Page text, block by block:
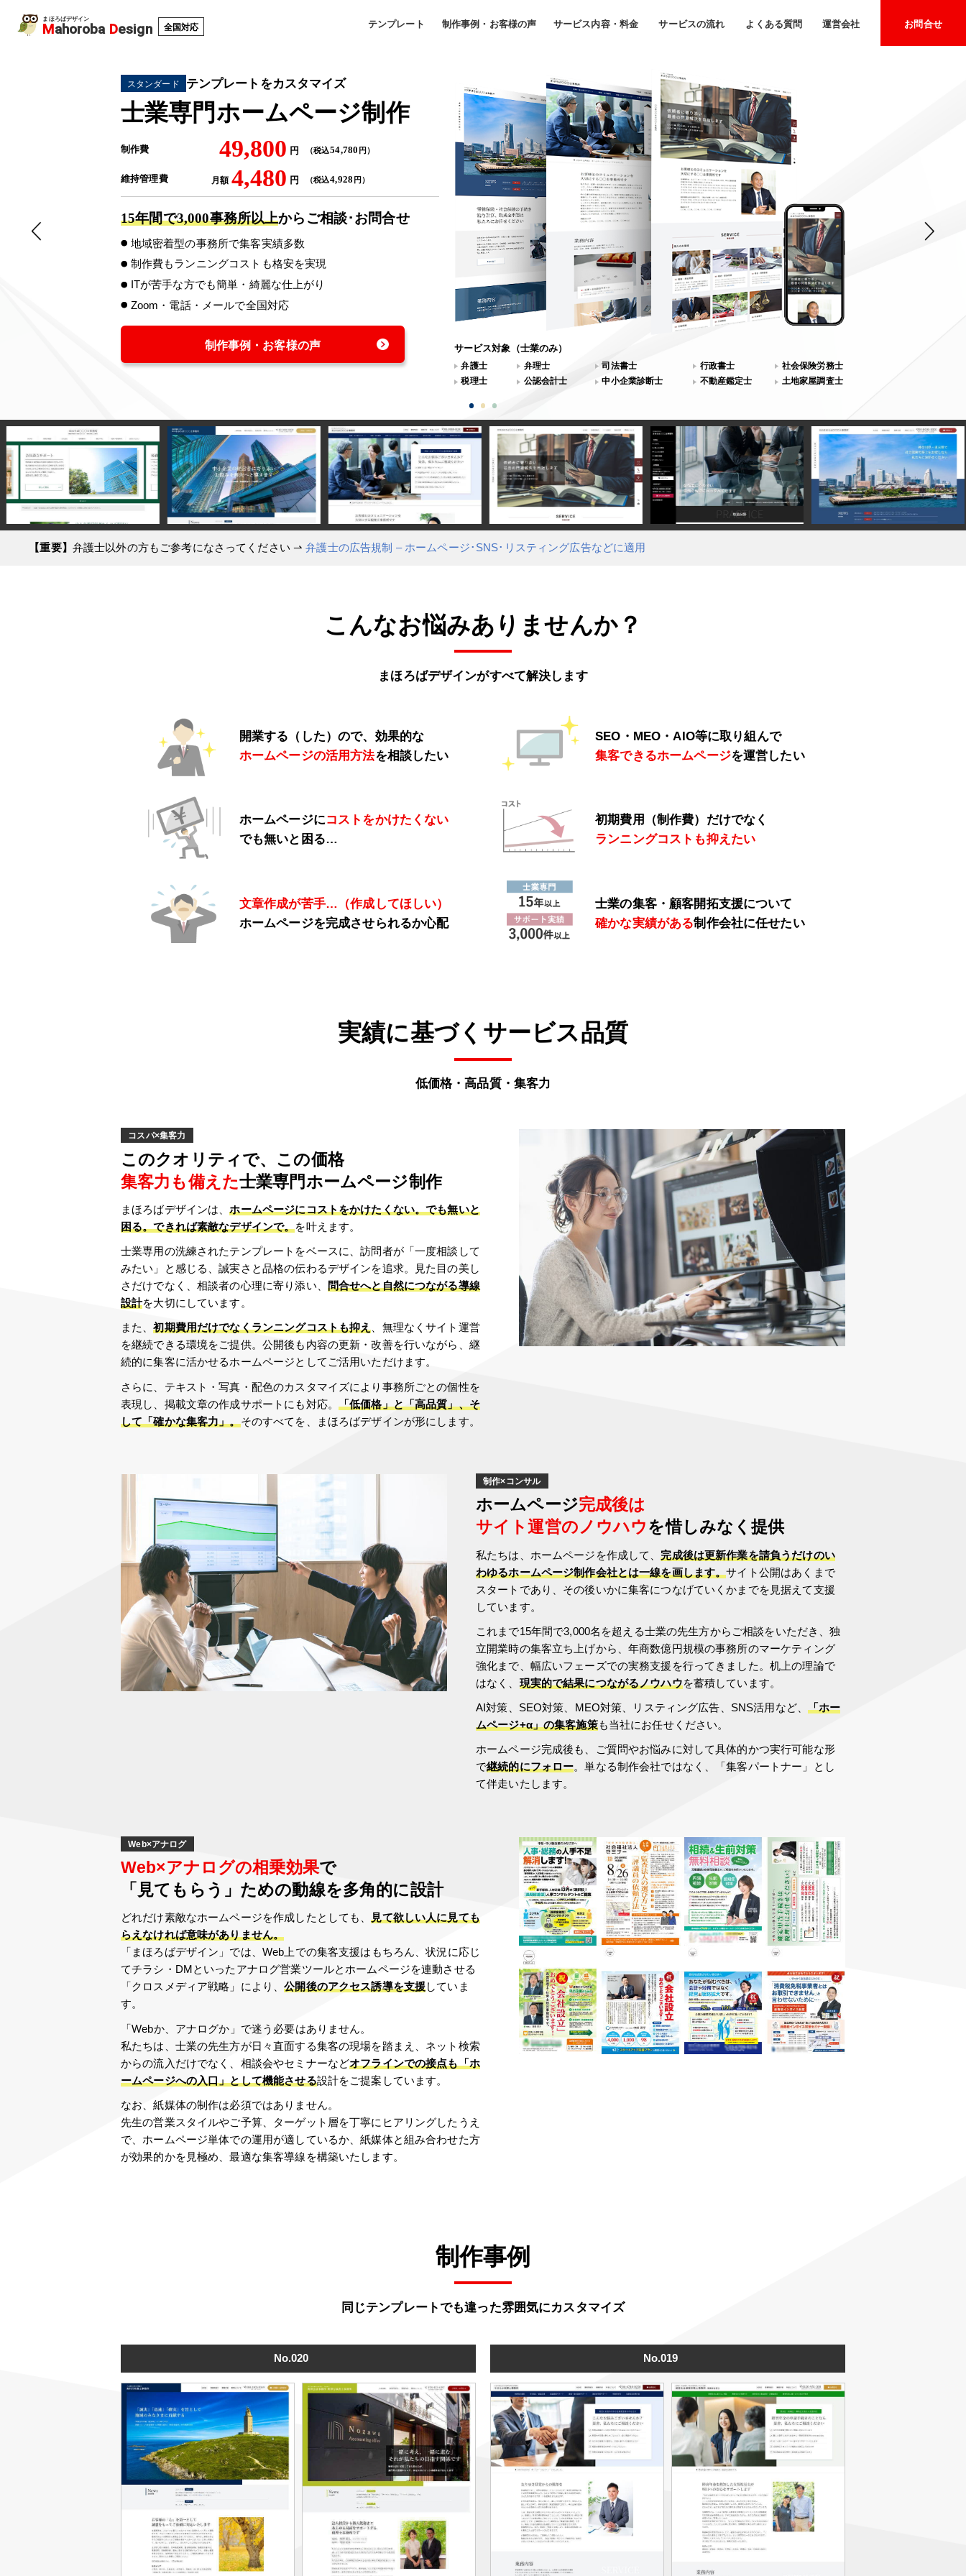
まほろばデザイン
Mahoroba Design 全国対応 テンプレート 制作事例・お客様の声 サービス内容・料金 サービスの流れ よくある質問 運営会社 お問合せ
スタンダード テンプレートをカスタマイズ
士業専門ホームページ制作
制作費 49,800 円 （税込54,780 円 ）
維持管理費 月額 4,480 円 （税込4,928 円 ）
15年間で3,000事務所以上から ご相談･お問合せ
地域密着型の事務所で集客実績多数
制作費もランニングコストも格安を実現
ITが苦手な方でも簡単・綺麗な仕上がり
Zoom・電話・メールで全国対応
制作事例・お客様の声 サービス対象（士業のみ）
弁護士 弁理士 司法書士 行政書士
社会保険労務士
税理士
公認会計士 中小企業診断士 不動産鑑定士 土地家屋調査士
【重要】 弁護士以外の方もご参考になさってください ⇀弁護士の広告規制 – ホームページ･SNS･リスティング広告などに適用
こんなお悩みありませんか？
まほろばデザインがすべて解決します
開業する（した）ので、効果的な
ホームページの活用方法を相談したい
SEO・MEO・AIO等に取り組んで
集客できるホームページを運営したい
ホームページにコストをかけたくない
でも無いと困る…
初期費用（制作費）だけでなく
ランニングコストも抑えたい
文章作成が苦手…（作成してほしい）
ホームページを完成させられるか心配
士業の集客・顧客開拓支援について
確かな実績がある制作会社に任せたい
実績に基づくサービス品質
低価格・高品質・集客力
コスパ×集客力
このクオリティで、この価格
集客力も備えた士業専門ホームページ制作
まほろばデザインは、ホームページにコストをかけたくない。でも無いと
困る。できれば素敵なデザインで。を叶えます。
士業専用の洗練されたテンプレートをベースに、訪問者が「一度相談して
みたい」と感じる、誠実さと品格の伝わるデザインを追求。見た目の美し
さだけでなく、相談者の心理に寄り添い、 問合せへと自然につながる導線
設計を大切にしています。
また、初期費用だけでなくランニングコストも抑え、無理なくサイト運営
を継続できる環境をご提供。公開後も内容の更新・改善を行いながら、継
続的に集客に活かせるホームページとしてご活用いただけます。
さらに、テキスト・写真・配色のカスタマイズにより事務所ごとの個性を
表現し、掲載文章の作成サポートにも対応。 「低価格」と「高品質」、そ
して「確かな集客力」。そのすべてを、まほろばデザインが形にします。
制作×コンサル
ホームページ完成後は
サイト運営のノウハウを惜しみなく提供
私たちは、ホームページを作成して、完成後は更新作業を請負うだけのい
わゆるホームページ制作会社とは一線を画します。サイト公開はあくまで
スタートであり、その後いかに集客につなげていくかまでを見据えて支援
しています。
これまで15年間で3,000名を超える士業の先生方からご相談をいただき、独
立開業時の集客立ち上げから、年商数億円規模の事務所のマーケティング
強化まで、幅広いフェーズでの実務支援を行ってきました。机上の理論で
はなく、 現実的で結果につながるノウハウを蓄積しています。
AI対策、SEO対策、MEO対策、リスティング広告、SNS活用など、 「ホー
ムページ+α」の集客施策も当社にお任せください。
ホームページ完成後も、ご質問やお悩みに対して具体的かつ実行可能な形
で継続的にフォロー。単なる制作会社ではなく、「集客パートナー」とし
て伴走いたします。
Web×アナログ
Web×アナログの相乗効果で
「見てもらう」ための動線を多角的に設計
どれだけ素敵なホームページを作成したとしても、見て欲しい人に見ても
らえなければ意味がありません。
「まほろばデザイン」では、Web上での集客支援はもちろん、状況に応じ
てチラシ・DMといったアナログ営業ツールとホームページを連動させる
「クロスメディア戦略」により、公開後のアクセス誘導を支援していま
す。
「Webか、アナログか」で迷う必要はありません。
私たちは、士業の先生方が日々直面する集客の現場を踏まえ、ネット検索
からの流入だけでなく、相談会やセミナーなどオフラインでの接点も「ホ
ームページへの入口」として機能させる設計をご提案しています。
なお、紙媒体の制作は必須ではありません。
先生の営業スタイルやご予算、ターゲット層を丁寧にヒアリングしたうえ
で、ホームページ単体での運用が適しているか、紙媒体と組み合わせた方
が効果的かを見極め、最適な集客導線を構築いたします。
制作事例
同じテンプレートでも違った雰囲気にカスタマイズ
No.020 No.019